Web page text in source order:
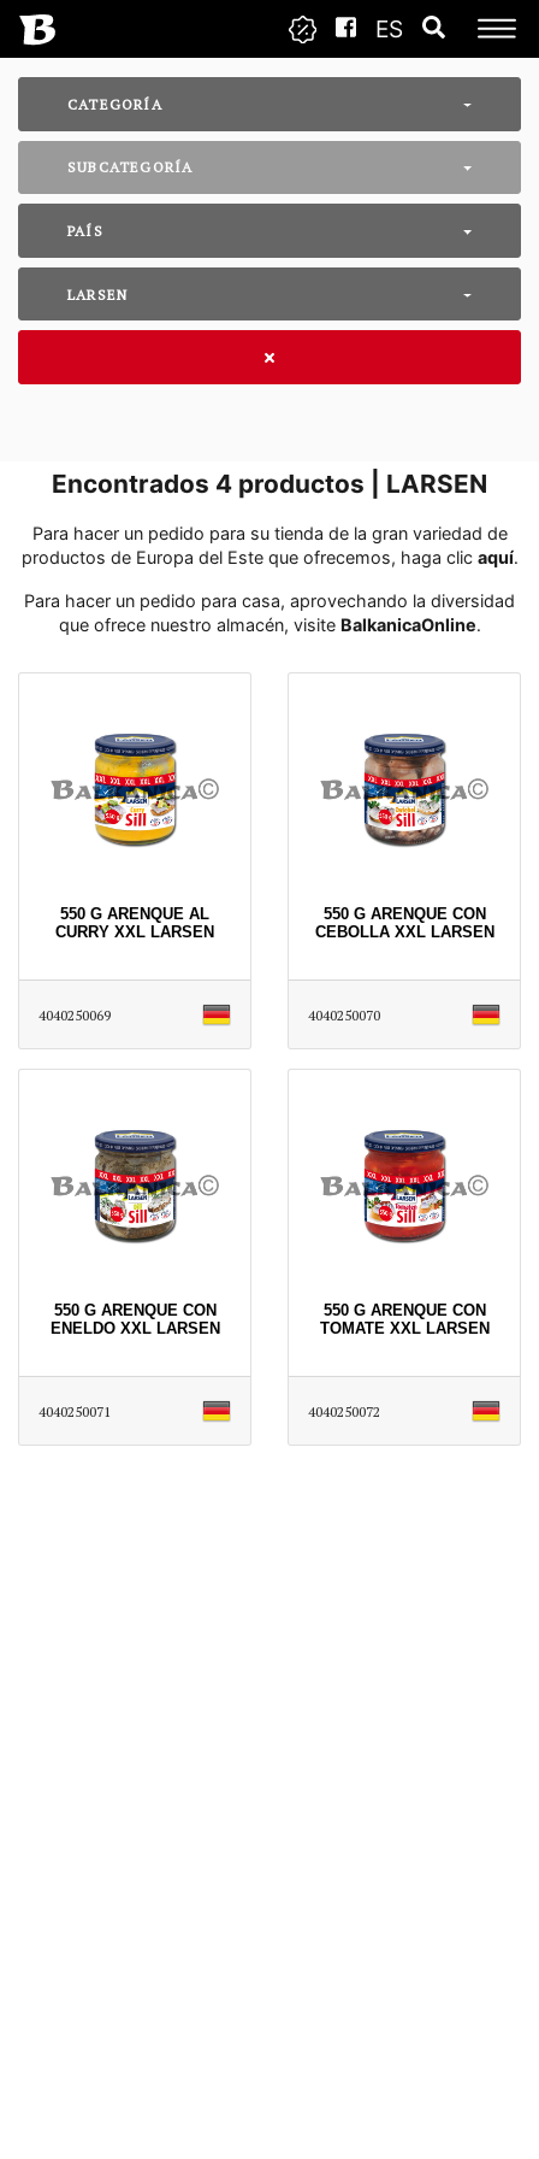
ES
CATEGORÍA
SUBCATEGORÍA
PAÍS
LARSEN
Encontrados 4 productos | LARSEN
Para hacer un pedido para su tienda de la gran variedad de
productos de Europa del Este que ofrecemos, haga clic aquí․
Para hacer un pedido para casa, aprovechando la diversidad
que ofrece nuestro almacén, visite BalkanicaOnline․
550 G ARENQUE AL
CURRY XXL LARSEN
4040250069
550 G ARENQUE CON
CEBOLLA XXL LARSEN
4040250070
550 G ARENQUE CON
ENELDO XXL LARSEN
4040250071
550 G ARENQUE CON
TOMATE XXL LARSEN
4040250072